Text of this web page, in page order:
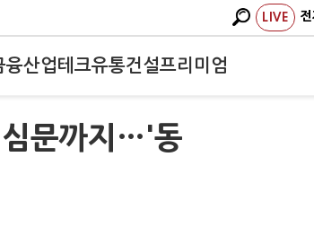
LIVE
융산업테크유통건설프리미엄
심문까지…'동